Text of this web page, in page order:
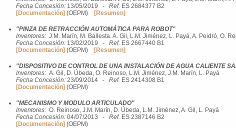
Fecha Concesión: 13/05/2019 - Ref. ES 2684377 B2
[Documentación] (OEPM) [Resumen]
"PINZA DE RETRACCIÓN AUTOMÁTICA PARA ROBOT"
Inventores: J.M. Marín, M. Ballesta. A. Gil, L.M. Jiménez, L. Payá, A. Peidró, O.
Fecha Concesión: 13/02/2019 - Ref. ES 2667440 B1
[Documentación] (OEPM) [Resumen]
"DISPOSITIVO DE CONTROL DE UNA INSTALACIÓN DE AGUA CALIENTE
Inventores: A. Gil, D. Úbeda, O. Reinoso, L.M. Jiménez, J.M. Marín, L. Payá
Fecha Concesión: 23/09/2014 - Ref. ES 2414308 B1
[Documentación] (OEPM)
"MECANISMO Y MODULO ARTICULADO"
Inventores: O. Reinoso, J.M. Marín, D. Úbeda, L.M. Jiménez, A. Gil, L. Payá
Fecha Concesión: 04/07/2013 - Ref. ES 2387146 B2
[Documentación] (OEPM)